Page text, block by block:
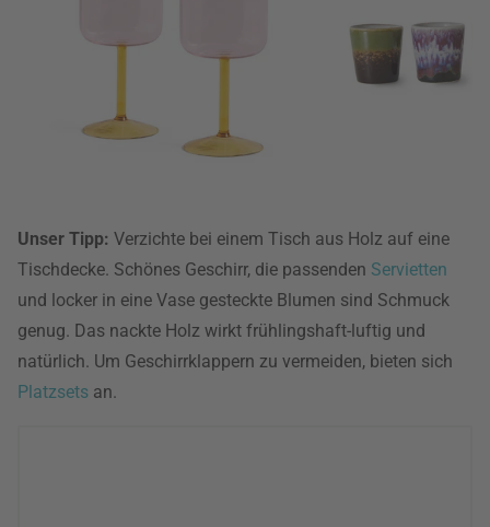
Unser Tipp: Verzichte bei einem Tisch aus Holz auf eine
Tischdecke. Schönes Geschirr, die passenden Servietten
und locker in eine Vase gesteckte Blumen sind Schmuck
genug. Das nackte Holz wirkt frühlingshaft-luftig und
natürlich. Um Geschirrklappern zu vermeiden, bieten sich
Platzsets an.